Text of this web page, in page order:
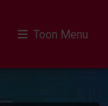
Toon Menu